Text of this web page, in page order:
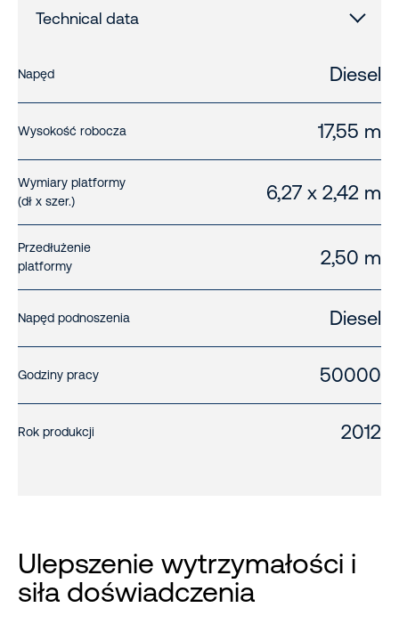
Technical data
Napęd Diesel
Wysokość robocza 17,55 m
Wymiary platformy
(dł x szer.)
6,27 x 2,42 m
Przedłużenie
platformy
2,50 m
Napęd podnoszenia Diesel
Godziny pracy 50000
Rok produkcji 2012
Ulepszenie wytrzymałości i
siła doświadczenia